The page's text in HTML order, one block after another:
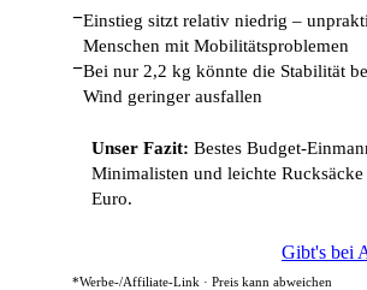
−Einstieg sitzt relativ niedrig –
Menschen mit Mobilitätsproblemen
−Bei nur 2,2 kg könnte die Stabilität
Wind geringer ausfallen
Unser Fazit: Bestes Budget-
Minimalisten und leichte Rucksäcke
Euro.
Gibt's bei
*Werbe-/Affiliate-Link · Preis kann abweichen